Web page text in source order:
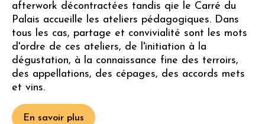
afterwork décontractées tandis qie le Carré du
Palais accueille les ateliers pédagogiques. Dans
tous les cas, partage et convivialité sont les mots
d'ordre de ces ateliers, de l'initiation à la
dégustation, à la connaissance fine des terroirs,
des appellations, des cépages, des accords mets
et vins.
En savoir plus